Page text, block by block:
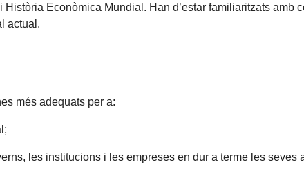
Econòmica Mundial. Han d’estar familiaritzats amb
actual.
més adequats per a:
les institucions i les empreses en dur a terme les